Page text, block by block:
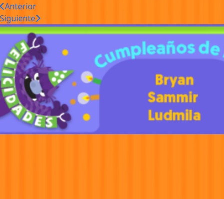
Anterior
Siguiente